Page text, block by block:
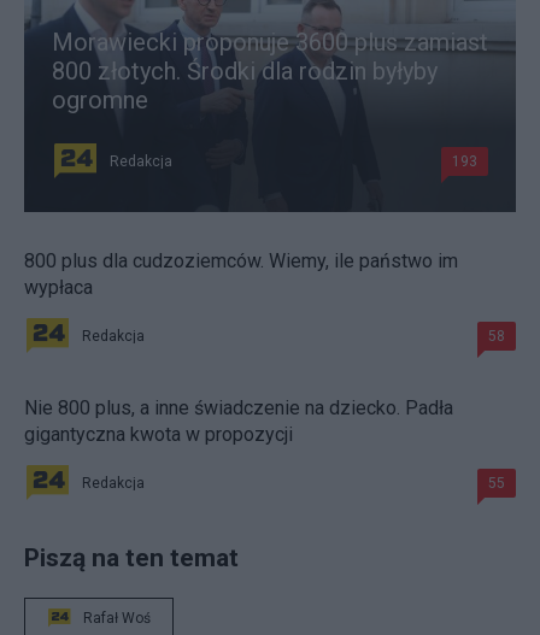
Morawiecki proponuje 3600 plus zamiast
800 złotych. Środki dla rodzin byłyby
ogromne
Redakcja 193
800 plus dla cudzoziemców. Wiemy, ile państwo im
wypłaca
Redakcja 58
Nie 800 plus, a inne świadczenie na dziecko. Padła
gigantyczna kwota w propozycji
Redakcja 55
Piszą na ten temat
Rafał Woś